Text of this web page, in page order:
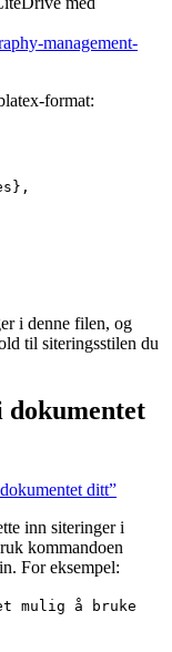
management-
format:
} ,
i denne filen, og
til siteringsstilen du
ditt”
inn siteringer i
kommandoen
For eksempel:
mulig å bruke